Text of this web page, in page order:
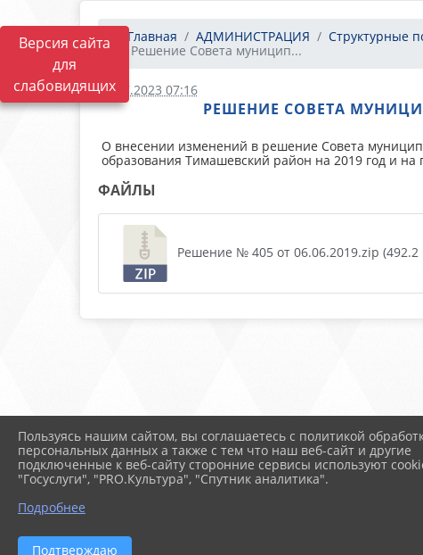
Версия сайта
для
слабовидящих
Главная АДМИНИСТРАЦИЯ Структурные
Решение Совета муницип...
21.07.2023 07:16
РЕШЕНИЕ СОВЕТА
О внесении изменений в решение Совета
образования Тимашевский район на 2019 год и на
ФАЙЛЫ
Решение № 405 от 06.06.2019.zip (492.2
Пользуясь нашим сайтом, вы соглашаетесь с политикой
персональных данных а также с тем что наш веб-сайт и другие
подключенные к веб-сайту сторонние сервисы используют
"Госуслуги", "PRO.Культура", "Спутник аналитика".
Подробнее
Подтверждаю